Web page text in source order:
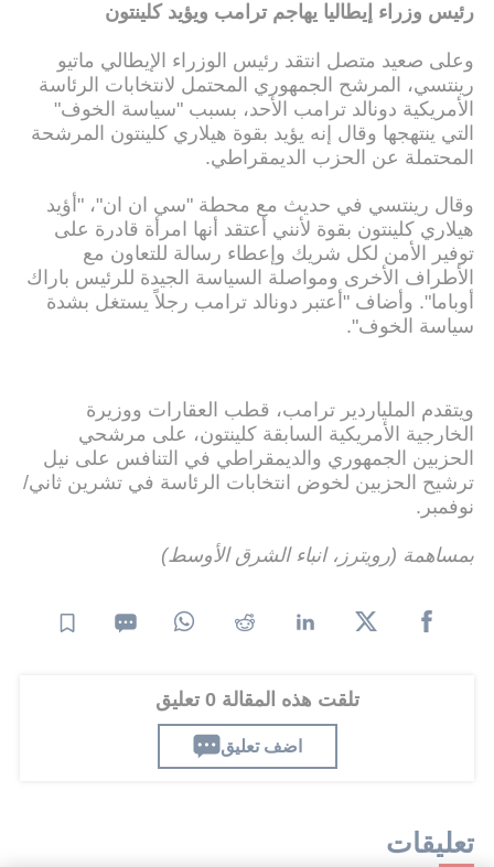
رئيس وزراء إيطاليا يهاجم ترامب ويؤيد كلينتون
وعلى صعيد متصل انتقد رئيس الوزراء الإيطالي ماتيو
رينتسي، المرشح الجمهوري المحتمل لانتخابات الرئاسة
الأمريكية دونالد ترامب الأحد، بسبب "سياسة الخوف"
التي ينتهجها وقال إنه يؤيد بقوة هيلاري كلينتون المرشحة
المحتملة عن الحزب الديمقراطي.
وقال رينتسي في حديث مع محطة "سي ان ان"، "أؤيد
هيلاري كلينتون بقوة لأنني أعتقد أنها امرأة قادرة على
توفير الأمن لكل شريك وإعطاء رسالة للتعاون مع
الأطراف الأخرى ومواصلة السياسة الجيدة للرئيس باراك
أوباما". وأضاف "أعتبر دونالد ترامب رجلاً يستغل بشدة
سياسة الخوف".
ويتقدم الملياردير ترامب، قطب العقارات ووزيرة
الخارجية الأمريكية السابقة كلينتون، على مرشحي
الحزبين الجمهوري والديمقراطي في التنافس على نيل
ترشيح الحزبين لخوض انتخابات الرئاسة في تشرين ثاني/
نوفمبر.
بمساهمة (رويترز، انباء الشرق الأوسط)
تلقت هذه المقالة 0 تعليق
اضف تعليق
تعليقات